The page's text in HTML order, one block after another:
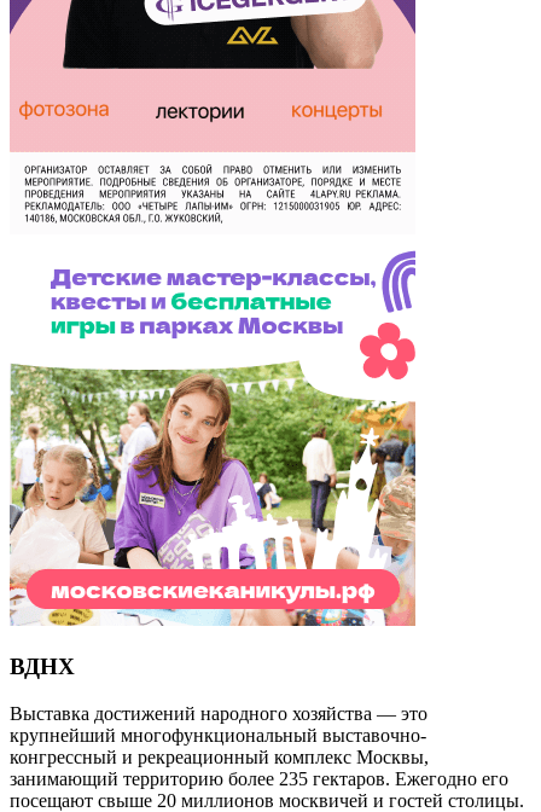
ВДНХ
Выставка достижений народного хозяйства — это
крупнейший многофункциональный выставочно-
конгрессный и рекреационный комплекс Москвы,
занимающий территорию более 235 гектаров. Ежегодно его
посещают свыше 20 миллионов москвичей и гостей столицы.